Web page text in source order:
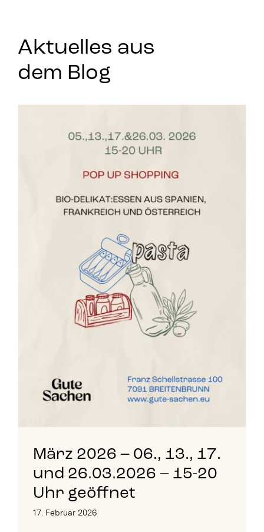
Aktuelles aus
dem Blog
März 2026 – 06., 13., 17.
und 26.03.2026 – 15-20
Uhr geöffnet
17. Februar 2026